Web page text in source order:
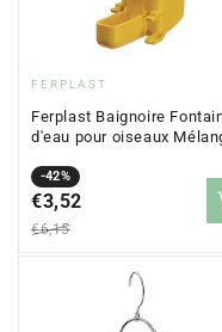
Fournisseur
:
FERPLAST
Ferplast Baignoire
d'eau pour oiseaux
-42%
Prix
en
solde
€3,52
Prix
régulier
€6,15